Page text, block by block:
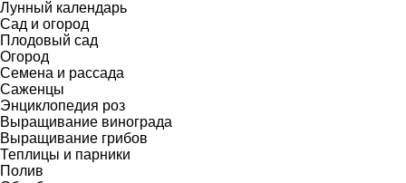
Лунный календарь
Сад и огород
Плодовый сад
Огород
Семена и рассада
Саженцы
Энциклопедия роз
Выращивание винограда
Выращивание грибов
Теплицы и парники
Полив